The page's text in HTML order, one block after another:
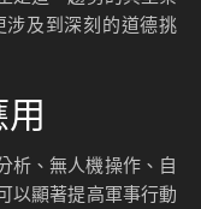
及到深刻的道德挑
析、無人機操作、自
以顯著提高軍事行動